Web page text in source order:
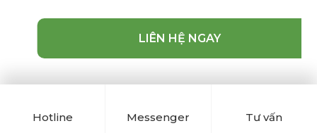
LIÊN HỆ NGAY
Hotline Messenger Tư vấn